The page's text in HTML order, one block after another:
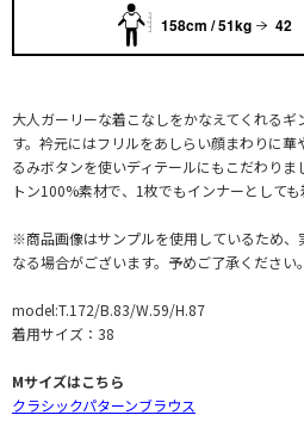
158cm / 51kg 42
大人ガーリーな着こなしをかなえてくれる
す。衿元にはフリルをあしらい顔まわりに華
るみボタンを使いディテールにもこだわり
トン100%素材で、1枚でもインナーとしても
※商品画像はサンプルを使用しているため
なる場合がございます。予めご了承ください。
model:T.172/B.83/W.59/H.87
着用サイズ：38
Mサイズはこちら
クラシックパターンブラウス